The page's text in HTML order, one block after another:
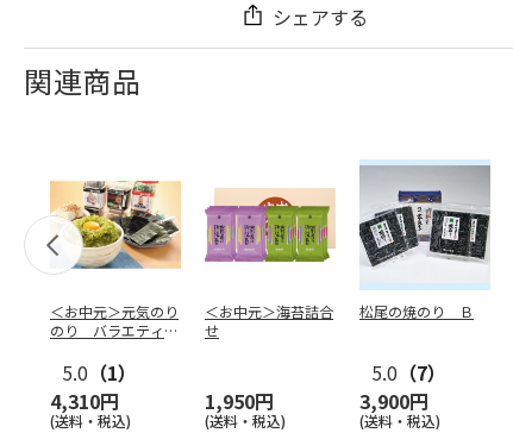
シェアする
関連商品
＜お中元＞元気のり
のり バラエティー
5.0 （1）
4,310円
(送料・税込)
＜お中元＞海苔詰合
せ
1,950円
(送料・税込)
松尾の焼のり Ｂ
5.0 （7）
3,900円
(送料・税込)